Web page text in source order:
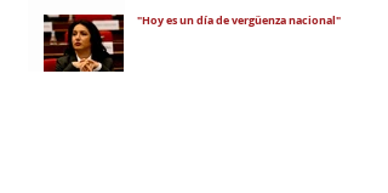
"Hoy es un día de vergüenza nacional"